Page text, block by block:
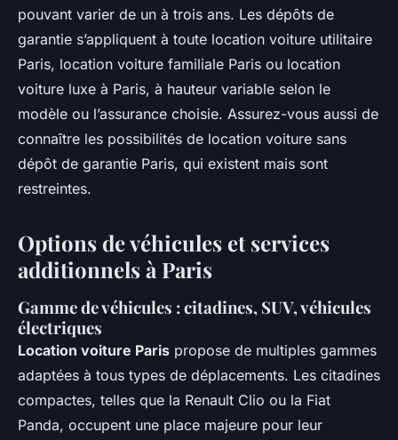
pouvant varier de un à trois ans. Les dépôts de
garantie s’appliquent à toute location voiture utilitaire
Paris, location voiture familiale Paris ou location
voiture luxe à Paris, à hauteur variable selon le
modèle ou l’assurance choisie. Assurez-vous aussi de
connaître les possibilités de location voiture sans
dépôt de garantie Paris, qui existent mais sont
restreintes.
Options de véhicules et services
additionnels à Paris
Gamme de véhicules : citadines, SUV, véhicules
électriques
Location voiture Paris propose de multiples gammes
adaptées à tous types de déplacements. Les citadines
compactes, telles que la Renault Clio ou la Fiat
Panda, occupent une place majeure pour leur